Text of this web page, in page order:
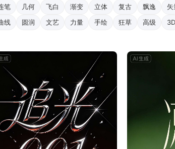
笔 几何 飞白 渐变 立体 复古 飘逸
线 圆润 文艺 力量 手绘 狂草 高级 3D